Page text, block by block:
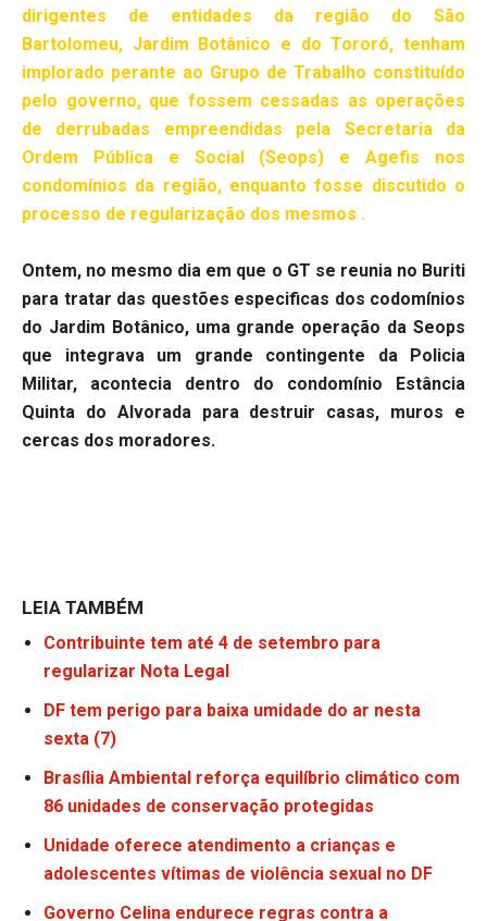
dirigentes de entidades da região do São
Bartolomeu, Jardim Botânico e do Tororó, tenham
implorado perante ao Grupo de Trabalho constituído
pelo governo, que fossem cessadas as operações
de derrubadas empreendidas pela Secretaria da
Ordem Pública e Social (Seops) e Agefis nos
condomínios da região, enquanto fosse discutido o
processo de regularização dos mesmos .
Ontem, no mesmo dia em que o GT se reunia no Buriti
para tratar das questões especificas dos codomínios
do Jardim Botânico, uma grande operação da Seops
que integrava um grande contingente da Policia
Militar, acontecia dentro do condomínio Estância
Quinta do Alvorada para destruir casas, muros e
cercas dos moradores.
LEIA TAMBÉM
Contribuinte tem até 4 de setembro para
regularizar Nota Legal
DF tem perigo para baixa umidade do ar nesta
sexta (7)
Brasília Ambiental reforça equilíbrio climático com
86 unidades de conservação protegidas
Unidade oferece atendimento a crianças e
adolescentes vítimas de violência sexual no DF
Governo Celina endurece regras contra a